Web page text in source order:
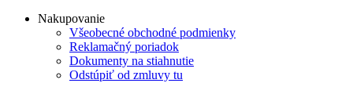
Nakupovanie
Všeobecné obchodné podmienky
Reklamačný poriadok
Dokumenty na stiahnutie
Odstúpiť od zmluvy tu